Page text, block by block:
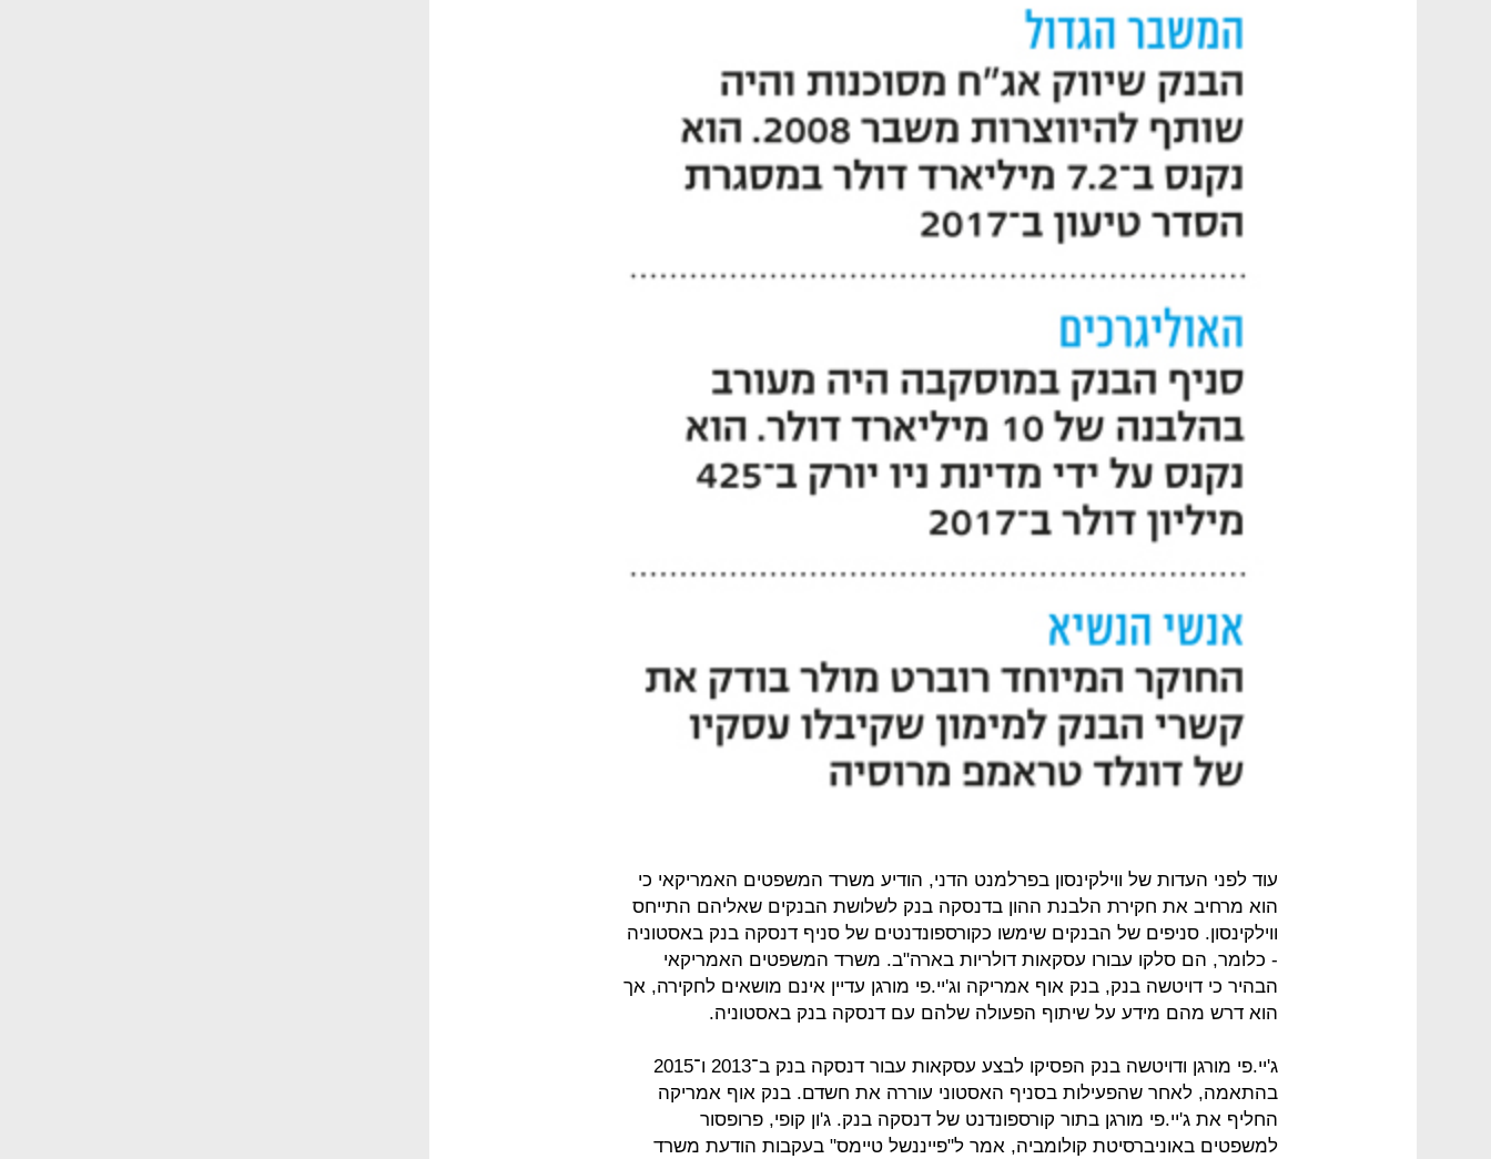
עוד לפני העדות של ווילקינסון בפרלמנט הדני, הודיע משרד המשפטים האמריקאי כי
הוא מרחיב את חקירת הלבנת ההון בדנסקה בנק לשלושת הבנקים שאליהם התייחס
ווילקינסון. סניפים של הבנקים שימשו כקורספונדנטים של סניף דנסקה בנק באסטוניה
- כלומר, הם סלקו עבורו עסקאות דולריות בארה"ב. משרד המשפטים האמריקאי
הבהיר כי דויטשה בנק, בנק אוף אמריקה וג'יי.פי מורגן עדיין אינם מושאים לחקירה, אך
הוא דרש מהם מידע על שיתוף הפעולה שלהם עם דנסקה בנק באסטוניה.
ג'יי.פי מורגן ודויטשה בנק הפסיקו לבצע עסקאות עבור דנסקה בנק ב־2013 ו־2015
בהתאמה, לאחר שהפעילות בסניף האסטוני עוררה את חשדם. בנק אוף אמריקה
החליף את ג'יי.פי מורגן בתור קורספונדנט של דנסקה בנק. ג'ון קופי, פרופסור
למשפטים באוניברסיטת קולומביה, אמר ל"פייננשל טיימס" בעקבות הודעת משרד